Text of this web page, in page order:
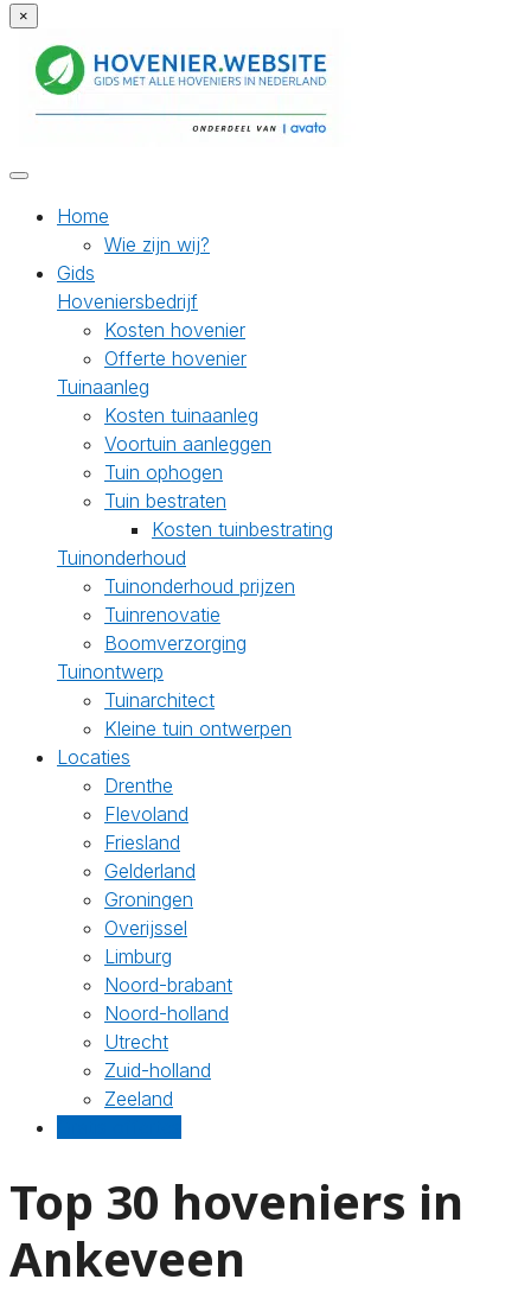
×
Home
Wie zijn wij?
Gids
Hoveniersbedrijf
Kosten hovenier
Offerte hovenier
Tuinaanleg
Kosten tuinaanleg
Voortuin aanleggen
Tuin ophogen
Tuin bestraten
Kosten tuinbestrating
Tuinonderhoud
Tuinonderhoud prijzen
Tuinrenovatie
Boomverzorging
Tuinontwerp
Tuinarchitect
Kleine tuin ontwerpen
Locaties
Drenthe
Flevoland
Friesland
Gelderland
Groningen
Overijssel
Limburg
Noord-brabant
Noord-holland
Utrecht
Zuid-holland
Zeeland
Top 30 hoveniers in
Ankeveen